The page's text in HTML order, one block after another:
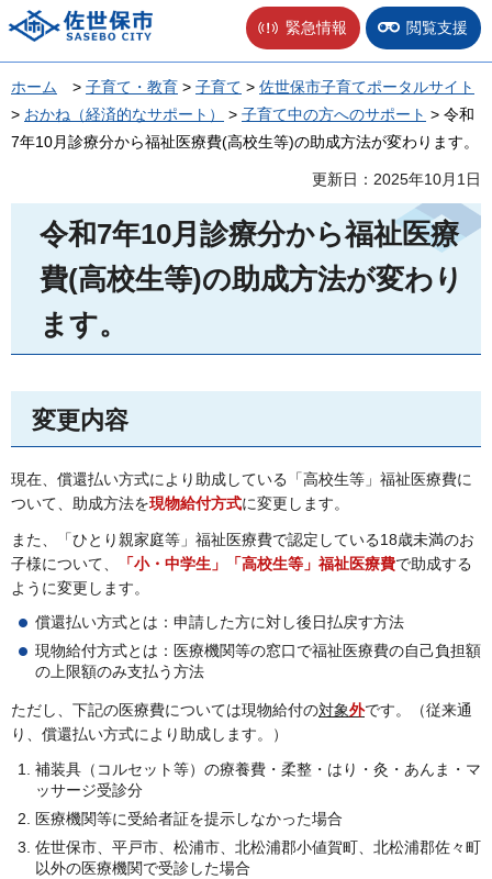
佐世保市 緊急情報 閲覧支援
ホーム > 子育て・教育 > 子育て > 佐世保市子育てポータルサイト
> おかね（経済的なサポート） > 子育て中の方へのサポート > 令和
7年10月診療分から福祉医療費(高校生等)の助成方法が変わります。
更新日：2025年10月1日
令和7年10月診療分から福祉医療
費(高校生等)の助成方法が変わり
ます。
変更内容
現在、償還払い方式により助成している「高校生等」福祉医療費に
ついて、助成方法を現物給付方式に変更します。
また、「ひとり親家庭等」福祉医療費で認定している18歳未満のお
子様について、
「小・中学生」「高校生等」福祉医療費で助成する
ように変更します。
償還払い方式とは：申請した方に対し後日払戻す方法
現物給付方式とは：医療機関等の窓口で福祉医療費の自己負担額
の上限額のみ支払う方法
ただし、下記の医療費については現物給付の対象外です。（従来通
り、償還払い方式により助成します。）
補装具（コルセット等）の療養費・柔整・はり・灸・あんま・マ
ッサージ受診分
医療機関等に受給者証を提示しなかった場合
佐世保市、平戸市、松浦市、北松浦郡小値賀町、北松浦郡佐々町
以外の医療機関で受診した場合